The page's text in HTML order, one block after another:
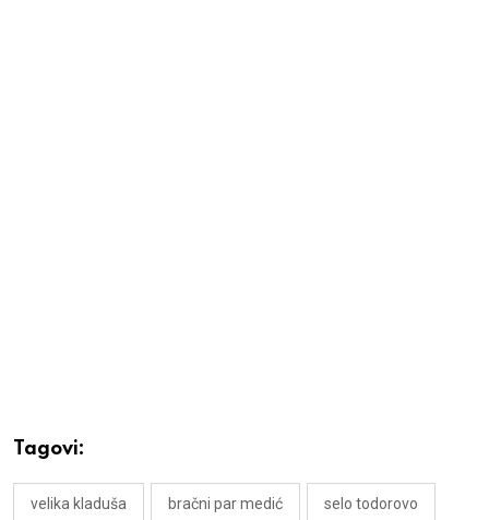
Tagovi:
velika kladuša bračni par medić selo todorovo